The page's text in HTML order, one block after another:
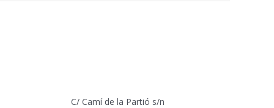
C/ Camí de la Partió s/n